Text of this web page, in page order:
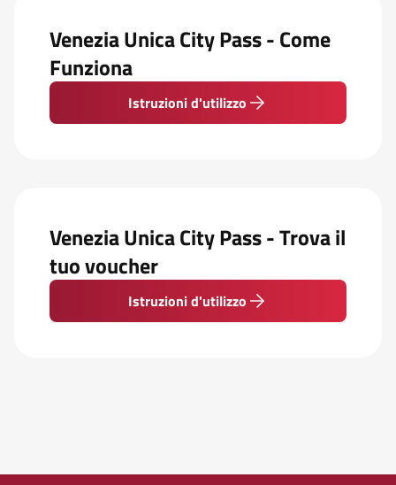
Venezia Unica City Pass - Come
Funziona
Istruzioni d'utilizzo
Venezia Unica City Pass - Trova il
tuo voucher
Istruzioni d'utilizzo